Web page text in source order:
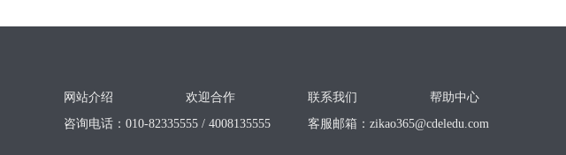
网站介绍 欢迎合作 联系我们
帮助中心
咨询电话：010-82335555 / 4008135555
客服邮箱： zikao365@cdeledu.com